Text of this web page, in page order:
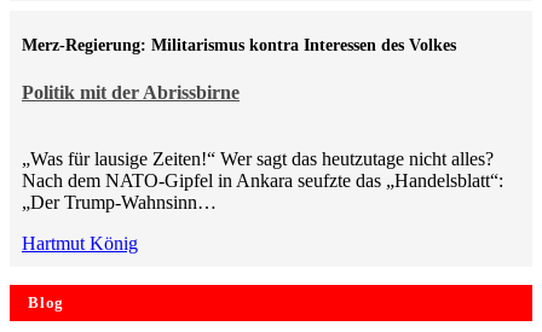
Politik mit der Abrissbirne
Merz-Regierung: Militarismus kontra Inte­ressen des Volkes
„Was für lausige Zeiten!“ Wer sagt das heutzutage nicht alles?
Nach dem NATO-Gipfel in Ankara seufzte das „Handelsblatt“:
„Der Trump-Wahnsinn…
Hartmut König
Blog